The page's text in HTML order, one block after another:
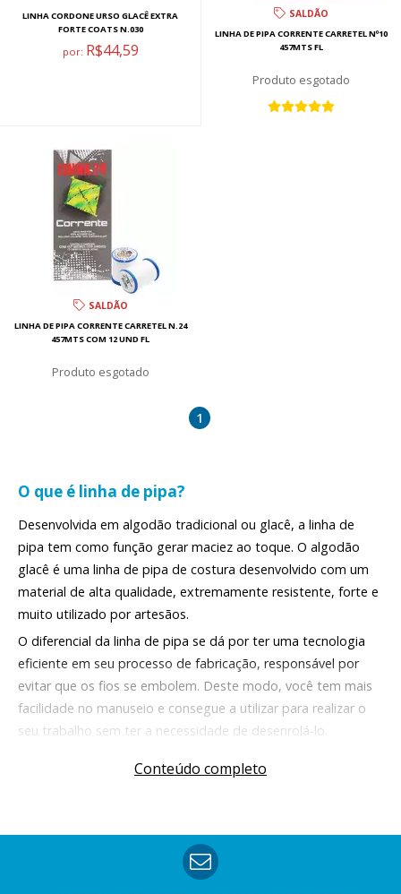
LINHA CORDONE URSO GLACÊ EXTRA
FORTE COATS N.030
por: R$44,59
SALDÃO
LINHA DE PIPA CORRENTE CARRETEL Nº10
457MTS FL
esgotado
SALDÃO
LINHA DE PIPA CORRENTE CARRETEL N.24
457MTS COM 12 UND FL
esgotado
1
O que é linha de pipa?
Desenvolvida em algodão tradicional ou glacê, a linha de
pipa tem como função gerar maciez ao toque. O algodão
glacê é uma linha de pipa de costura desenvolvido com um
material de alta qualidade, extremamente resistente, forte e
muito utilizado por artesãos.
O diferencial da linha de pipa se dá por ter uma tecnologia
eficiente em seu processo de fabricação, responsável por
evitar que os fios se embolem. Deste modo, você tem mais
facilidade no manuseio e consegue a utilizar para realizar o
seu trabalho sem ter a necessidade de desenrolá-lo.
Para que serve a linha de pipa?
possível usar no processo de encadernação com o estilo de
costura francesa, cruzada, copta ou chuleada, que auxilia a
manter os miolos desses itens firmes.
Conteúdo completo